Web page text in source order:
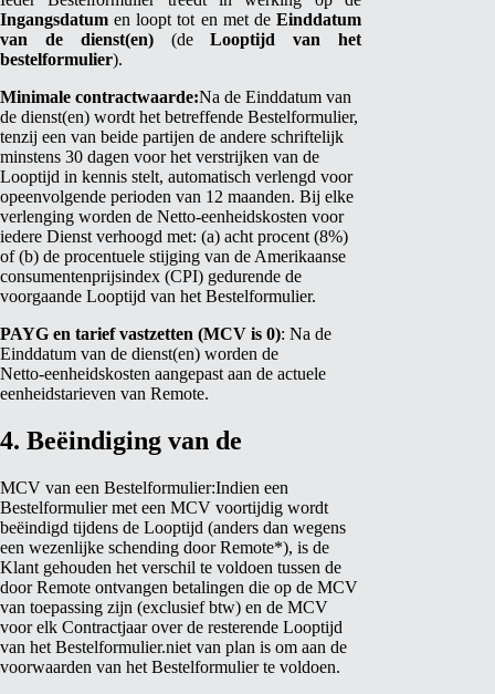
Ingangsdatum en loopt tot en met de Einddatum
van de dienst(en)(deLooptijd van het
bestelformulier).
Minimale contractwaarde:Na de Einddatum van
de dienst(en) wordt het betreffende Bestelformulier,
tenzij een van beide partijen de andere schriftelijk
minstens 30 dagen voor het verstrijken van de
Looptijd in kennis stelt, automatisch verlengd voor
opeenvolgende perioden van 12 maanden. Bij elke
verlenging worden de Netto‑eenheidskosten voor
iedere Dienst verhoogd met: (a) acht procent (8%)
of (b) de procentuele stijging van de Amerikaanse
consumentenprijsindex (CPI) gedurende de
voorgaande Looptijd van het Bestelformulier.
PAYG en tarief vastzetten (MCV is 0): Na de
Einddatum van de dienst(en) worden de
Netto‑eenheidskosten aangepast aan de actuele
eenheidstarieven van Remote.
4. Beëindiging van de
MCV van een Bestelformulier:Indien een
Bestelformulier met een MCV voortijdig wordt
beëindigd tijdens de Looptijd (anders dan wegens
een wezenlijke schending door Remote*), is de
Klant gehouden het verschil te voldoen tussen de
door Remote ontvangen betalingen die op de MCV
van toepassing zijn (exclusief btw) en de MCV
voor elk Contractjaar over de resterende Looptijd
van het Bestelformulier.niet van plan is om aan de
voorwaarden van het Bestelformulier te voldoen.